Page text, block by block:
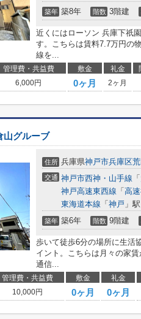
築年 築8年 階数 3階建
近くにはローソン 兵庫下祇
す。こちらは賃料7.7万円の
線を...
管理費・共益費 敷金 礼金
6,000円 0ヶ月 2ヶ月
山グルーブ
住所 兵庫県神戸市兵庫区
交通 神戸市西神・山手線 「
神戸高速東西線 「 高
東海道本線 「 神戸 」
築年 築6年 階数 9階建
歩いて徒歩6分の場所に生活
イント。こちらは月々の家
通信...
管理費・共益費 敷金 礼金
10,000円 0ヶ月 0ヶ月